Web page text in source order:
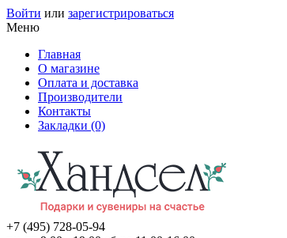
Войти или зарегистрироваться
Меню
Главная
О магазине
Оплата и доставка
Производители
Контакты
Закладки (0)
+7 (495) 728-05-94